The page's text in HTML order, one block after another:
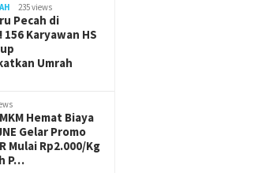
235 views
Pecah di
156 Karyawan HS
Umrah
Hemat Biaya
Gelar Promo
Mulai Rp2.000/Kg
P…